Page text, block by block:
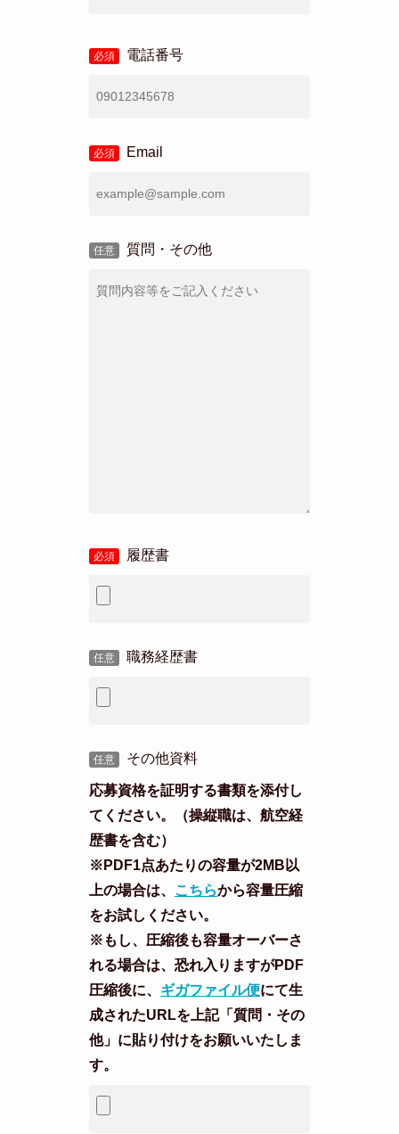
必須 電話番号
必須 Email
任意 質問・その他
必須 履歴書
任意 職務経歴書
任意 その他資料
応募資格を証明する書類を添付し
てください。（操縦職は、航空経
歴書を含む）
※PDF1点あたりの容量が2MB以
上の場合は、 こちらから容量圧縮
をお試しください。
※もし、圧縮後も容量オーバーさ
れる場合は、恐れ入りますがPDF
圧縮後に、 ギガファイル便にて生
成されたURLを上記「質問・その
他」に貼り付けをお願いいたしま
す。